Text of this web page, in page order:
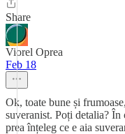
Share
Viorel Oprea
Feb 18
Ok, toate bune și
suveranist. Poți detalia?
prea înțeleg ce e aia